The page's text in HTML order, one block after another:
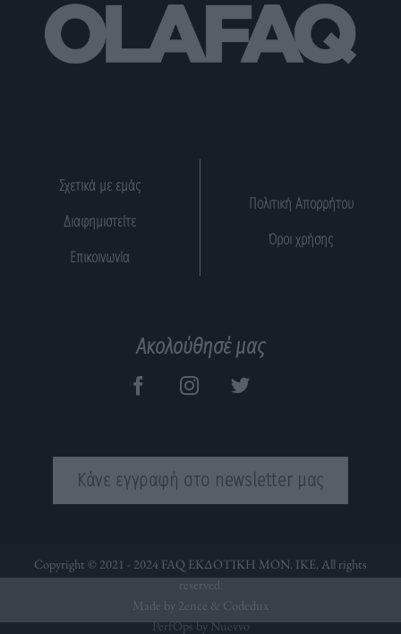
Σχετικά με εμάς
Διαφημιστείτε
Επικοινωνία
Πολιτική Απορρήτου
Όροι χρήσης
Ακολούθησέ μας
Κάνε εγγραφή στο newsletter μας
Copyright © 2021 - 2024 FAQ ΕΚΔΟΤΙΚΗ ΜΟΝ. ΙΚΕ. All rights
reserved.
Made by 2ence & Codedux
PerfOps by Nuevvo